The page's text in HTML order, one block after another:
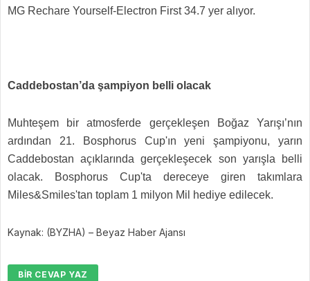
MG Rechare Yourself-Electron First 34.7 yer alıyor.
Caddebostan’da şampiyon belli olacak
Muhteşem bir atmosferde gerçekleşen Boğaz Yarışı’nın
ardından 21. Bosphorus Cup'ın yeni şampiyonu, yarın
Caddebostan açıklarında gerçekleşecek son yarışla belli
olacak. Bosphorus Cup'ta dereceye giren takımlara
Miles&Smiles'tan toplam 1 milyon Mil hediye edilecek.
Kaynak: (BYZHA) – Beyaz Haber Ajansı
BIR CEVAP YAZ